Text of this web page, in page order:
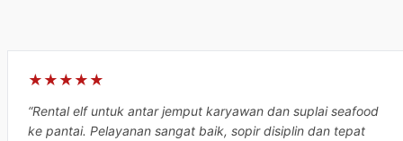
★★★★★
“Rental elf untuk antar jemput karyawan dan suplai seafood
ke pantai. Pelayanan sangat baik, sopir disiplin dan tepat